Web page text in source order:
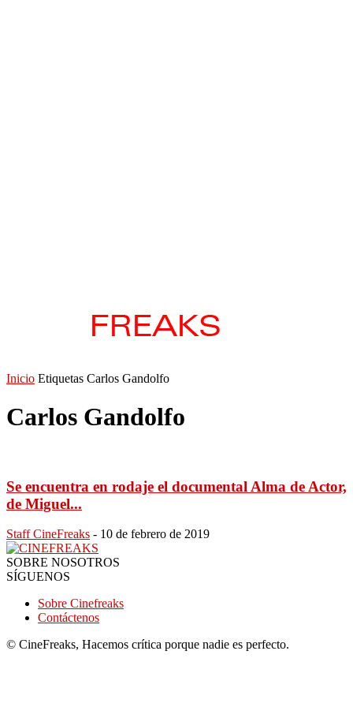
Inicio Etiquetas Carlos Gandolfo
Carlos Gandolfo
Se encuentra en rodaje el documental Alma de Actor,
de Miguel...
Staff CineFreaks - 10 de febrero de 2019
SOBRE NOSOTROS
SÍGUENOS
Sobre Cinefreaks
Contáctenos
© CineFreaks, Hacemos crítica porque nadie es perfecto.